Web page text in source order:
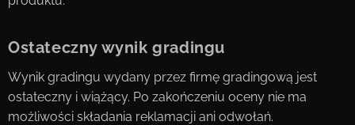
Ostateczny wynik gradingu
Wynik gradingu wydany przez firmę gradingową jest
ostateczny i wiążący. Po zakończeniu oceny nie ma
możliwości składania reklamacji ani odwołań.